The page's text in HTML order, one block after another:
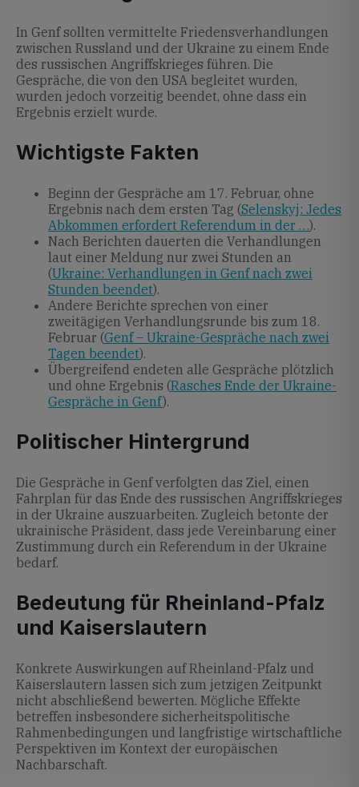
In Genf sollten vermittelte Friedensverhandlungen
zwischen Russland und der Ukraine zu einem Ende
des russischen Angriffskrieges führen. Die
Gespräche, die von den USA begleitet wurden,
wurden jedoch vorzeitig beendet, ohne dass ein
Ergebnis erzielt wurde.
Wichtigste Fakten
Beginn der Gespräche am 17. Februar, ohne
Ergebnis nach dem ersten Tag (Selenskyj: Jedes
Abkommen erfordert Referendum in der …).
Nach Berichten dauerten die Verhandlungen
laut einer Meldung nur zwei Stunden an
(Ukraine: Verhandlungen in Genf nach zwei
Stunden beendet).
Andere Berichte sprechen von einer
zweitägigen Verhandlungsrunde bis zum 18.
Februar (Genf – Ukraine-Gespräche nach zwei
Tagen beendet).
Übergreifend endeten alle Gespräche plötzlich
und ohne Ergebnis (Rasches Ende der Ukraine-
Gespräche in Genf).
Politischer Hintergrund
Die Gespräche in Genf verfolgten das Ziel, einen
Fahrplan für das Ende des russischen Angriffskrieges
in der Ukraine auszuarbeiten. Zugleich betonte der
ukrainische Präsident, dass jede Vereinbarung einer
Zustimmung durch ein Referendum in der Ukraine
bedarf.
Bedeutung für Rheinland-Pfalz
und Kaiserslautern
Konkrete Auswirkungen auf Rheinland-Pfalz und
Kaiserslautern lassen sich zum jetzigen Zeitpunkt
nicht abschließend bewerten. Mögliche Effekte
betreffen insbesondere sicherheitspolitische
Rahmenbedingungen und langfristige wirtschaftliche
Perspektiven im Kontext der europäischen
Nachbarschaft.